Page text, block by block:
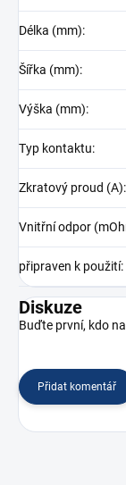
Délka (mm):
Šířka (mm):
Výška (mm):
Typ kontaktu:
Zkratový proud (A):
Vnitřní odpor
připraven k použití:
Diskuze
Buďte první, kdo
Přidat komentář